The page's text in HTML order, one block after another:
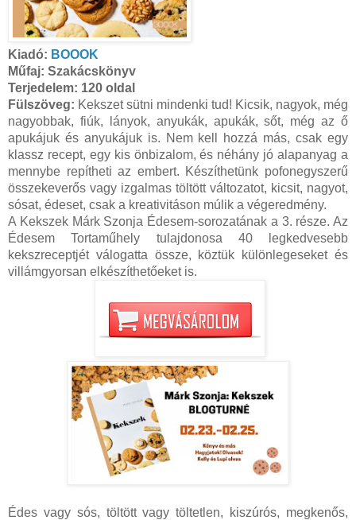
Kiadó: BOOOK
Műfaj: Szakácskönyv
Terjedelem: 120 oldal
Fülszöveg: Kekszet sütni mindenki tud! Kicsik, nagyok, még
nagyobbak, fiúk, lányok, anyukák, apukák, sőt, még az ő
apukájuk és anyukájuk is. Nem kell hozzá más, csak egy
klassz recept, egy kis önbizalom, és néhány jó alapanyag a
mennybe repítheti az embert. Készíthetünk pofonegyszerű
összekeverős vagy izgalmas töltött változatot, kicsit, nagyot,
sósat, édeset, csak a kreativitáson múlik a végeredmény.
A Kekszek Márk Szonja Édesem-sorozatának a 3. része. Az
Édesem Tortaműhely tulajdonosa 40 legkedvesebb
kekszreceptjét válogatta össze, köztük különlegeseket és
villámgyorsan elkészíthetőeket is.
Édes vagy sós, töltött vagy töltetlen, kiszúrós, megkenős,